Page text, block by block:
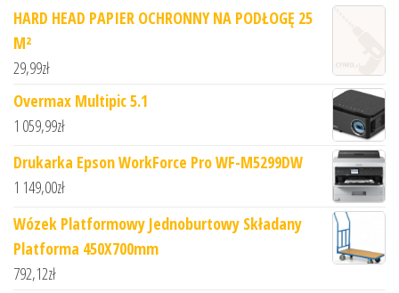
HARD HEAD PAPIER OCHRONNY NA PODŁOGĘ 25
M²
29,99zł
Overmax Multipic 5.1
1 059,99zł
Drukarka Epson WorkForce Pro WF-M5299DW
1 149,00zł
Wózek Platformowy Jednoburtowy Składany
Platforma 450X700mm
792,12zł